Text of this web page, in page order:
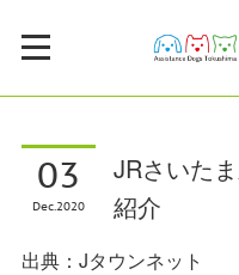
03
Dec2020
JRさいた
紹介
出典：Jタウンネット